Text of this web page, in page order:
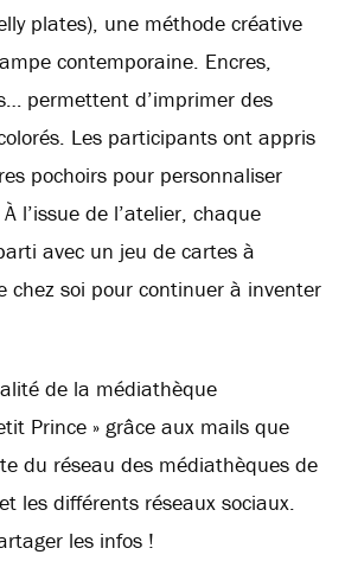
plates), une méthode créative
contemporaine. Encres,
permettent d’imprimer des
Les participants ont appris
pochoirs pour personnaliser
l’issue de l’atelier, chaque
avec un jeu de cartes à
chez soi pour continuer à inventer
de la médiathèque
Prince » grâce aux mails que
du réseau des médiathèques de
les différents réseaux sociaux.
les infos !